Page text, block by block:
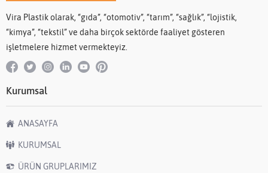
Vira Plastik olarak, “gıda”, “otomotiv”, “tarım”, “sağlık”, “lojistik,
“kimya”, “tekstil” ve daha birçok sektörde faaliyet gösteren
işletmelere hizmet vermekteyiz.
Kurumsal
ANASAYFA
KURUMSAL
ÜRÜN GRUPLARIMIZ